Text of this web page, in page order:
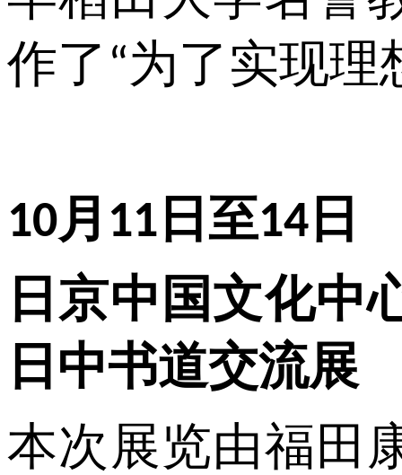
作了 “为了实现理
10月 11 日至14 日
日京中国文化中
日中书道交流展
本次展览由福田